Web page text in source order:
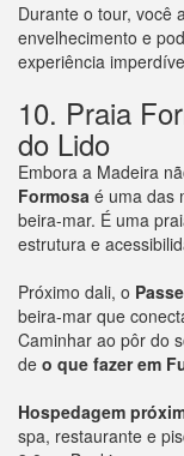
Durante o tour, você
envelhecimento e
experiência
10. Praia
do Lido
Embora a Madeira
Formosa é uma das
beira-mar. É uma
estrutura e
Próximo dali, o
beira-mar que
Caminhar ao pôr do
de o que fazer em
Hospedagem
spa, restaurante e